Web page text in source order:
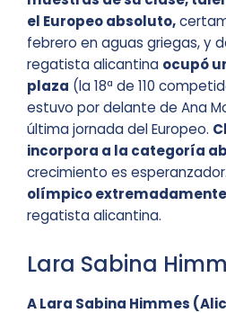
el Europeo absoluto,
febrero en aguas griegas, y
regatista alicantina ocupó
plaza (la 18ª de 110
estuvo por delante de Ana
última jornada del Europeo.
incorpora a la categoría
crecimiento es esperanzador.
olímpico
regatista alicantina.
Lara Sabina
A Lara Sabina Himmes